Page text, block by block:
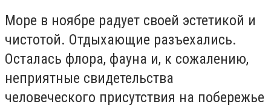
Море в ноябре радует своей эстетикой и
чистотой. Отдыхающие разъехались.
Осталась флора, фауна и, к сожалению,
неприятные свидетельства
человеческого присутствия на побережье